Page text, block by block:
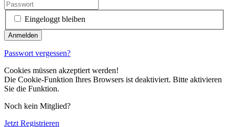
Eingeloggt bleiben
Passwort vergessen?
Cookies müssen akzeptiert werden!
Die Cookie-Funktion Ihres Browsers ist deaktiviert. Bitte aktivieren
Sie die Funktion.
Noch kein Mitglied?
Jetzt Registrieren